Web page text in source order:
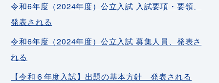
令和6年度（2024年度）公立入試 入試要項・要領、
発表される
令和6年度（2024年度）公立入試 募集人員、発表さ
れる
【令和６年度入試】出題の基本方針 発表される